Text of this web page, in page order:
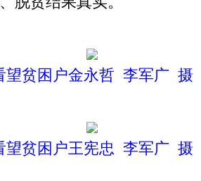
望贫困户金永哲 李军广 摄
望贫困户王宪忠 李军广 摄